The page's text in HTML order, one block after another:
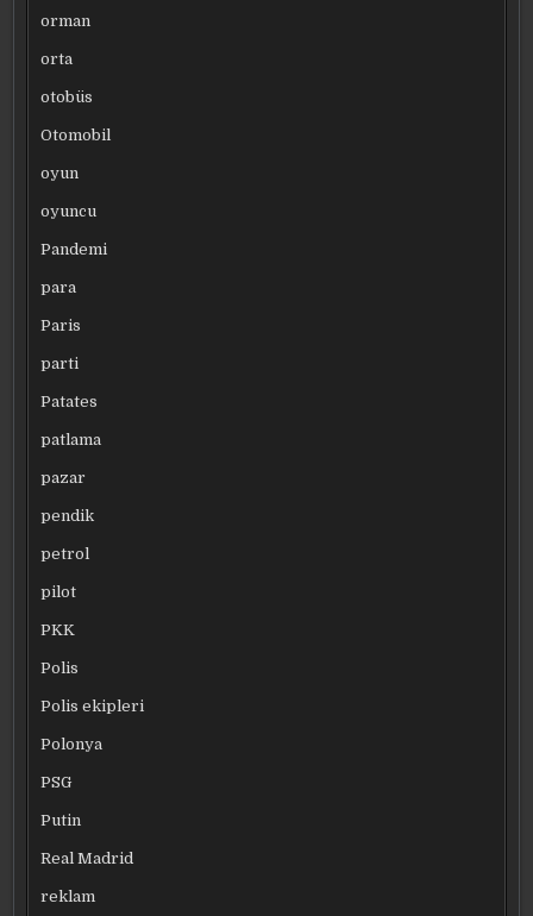
orman
orta
otobüs
Otomobil
oyun
oyuncu
Pandemi
para
Paris
parti
Patates
patlama
pazar
pendik
petrol
pilot
PKK
Polis
Polis ekipleri
Polonya
PSG
Putin
Real Madrid
reklam